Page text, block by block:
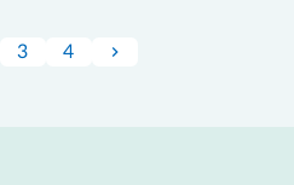
3 4